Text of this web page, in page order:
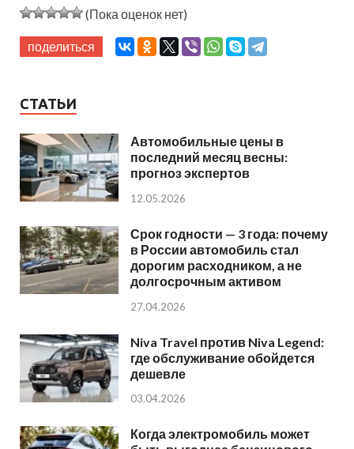
(Пока оценок нет)
поделиться
СТАТЬИ
Автомобильные цены в
последний месяц весны:
прогноз экспертов
12.05.2026
Срок годности — 3 года: почему
в России автомобиль стал
дорогим расходником, а не
долгосрочным активом
27.04.2026
Niva Travel против Niva Legend:
где обслуживание обойдется
дешевле
03.04.2026
Когда электромобиль может